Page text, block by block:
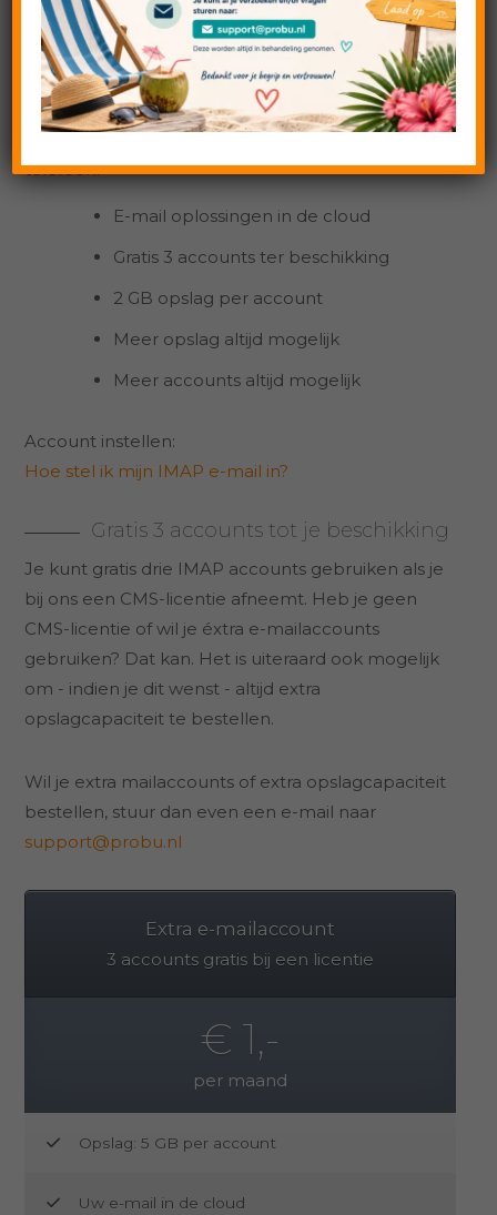
mail kunt bekijken, verzenden en managen op
meerdere apparaten. Omdat de e-mail in de cloud
wordt opgeslagen heb je vanaf elk gewenst
apparaat toegang tot jouw e-mail. Denk hierbij
bijvoorbeeld aan je PC thuis, Mac, laptop, tablet en
telefoon!
E-mail oplossingen in de cloud
Gratis 3 accounts ter beschikking
2 GB opslag per account
Meer opslag altijd mogelijk
Meer accounts altijd mogelijk
Account instellen:
Hoe stel ik mijn IMAP e-mail in?
Gratis 3 accounts tot je beschikking
Je kunt gratis drie IMAP accounts gebruiken als je
bij ons een CMS-licentie afneemt. Heb je geen
CMS-licentie of wil je éxtra e-mailaccounts
gebruiken? Dat kan. Het is uiteraard ook mogelijk
om - indien je dit wenst - altijd extra
opslagcapaciteit te bestellen.
Wil je extra mailaccounts of extra opslagcapaciteit
bestellen, stuur dan even een e-mail naar
support@probu.nl
Extra e-mailaccount
3 accounts gratis bij een licentie
€ 1,-
per maand
Opslag: 5 GB per account
Uw e-mail in de cloud